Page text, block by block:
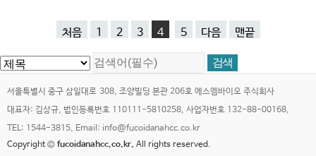
처음 1 2 3 4 5 다음 맨끝
서울특별시 중구 삼일대로 308, 조양빌딩 본관 206호 에스엠바이오 주식회사
대표자: 김상규, 법인등록번호 110111-5810258, 사업자번호 132-88-00168,
TEL: 1544-3815, Email: info@fucoidanahcc.co.kr
Copyright © fucoidanahcc.co.kr. All rights reserved.